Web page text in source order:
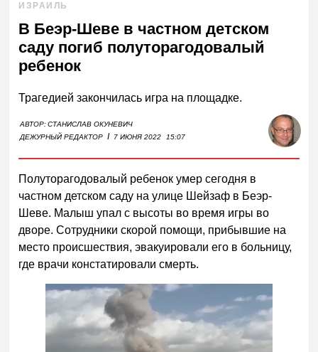
ИЗРАИЛЬ
В Беэр-Шеве в частном детском
саду погиб полуторагодовалый
ребенок
Трагедией закончилась игра на площадке.
АВТОР:СТАНИСЛАВ ОКУНЕВИЧ
ДЕЖУРНЫЙ РЕДАКТОР I 7 ИЮНЯ 2022 15:07
Полуторагодовалый ребенок умер сегодня в
частном детском саду на улице Шейзаф в Беэр-
Шеве. Малыш упал с высоты во время игры во
дворе. Сотрудники скорой помощи, прибывшие на
место происшествия, эвакуировали его в больницу,
где врачи констатировали смерть.